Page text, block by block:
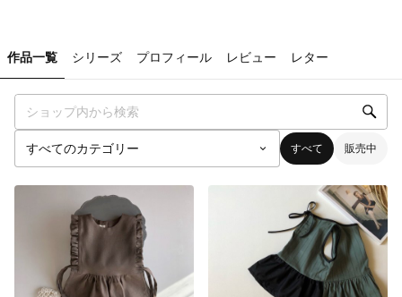
作品一覧 シリーズ プロフィール レビュー レター
すべて 販売中